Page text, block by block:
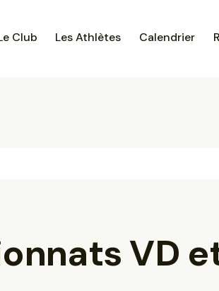
Club Les Athlètes Calendrier
VD